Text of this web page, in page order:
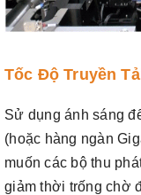
Tốc Độ Truyền
Sử dụng ánh sáng
(hoặc hàng ngàn
muốn các bộ thu
giảm thời trống chờ